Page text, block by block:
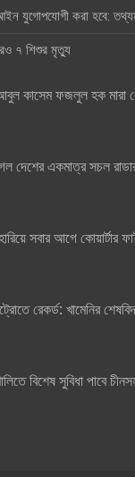
যুগোপযোগী করা হবে:
৭ শিশুর মৃত্যু
কাসেম ফজলুল হক মারা
দেশের একমাত্র সচল
সবার আগে কোয়ার্টার
রেকর্ড: খামেনির
বিশেষ সুবিধা পাবে